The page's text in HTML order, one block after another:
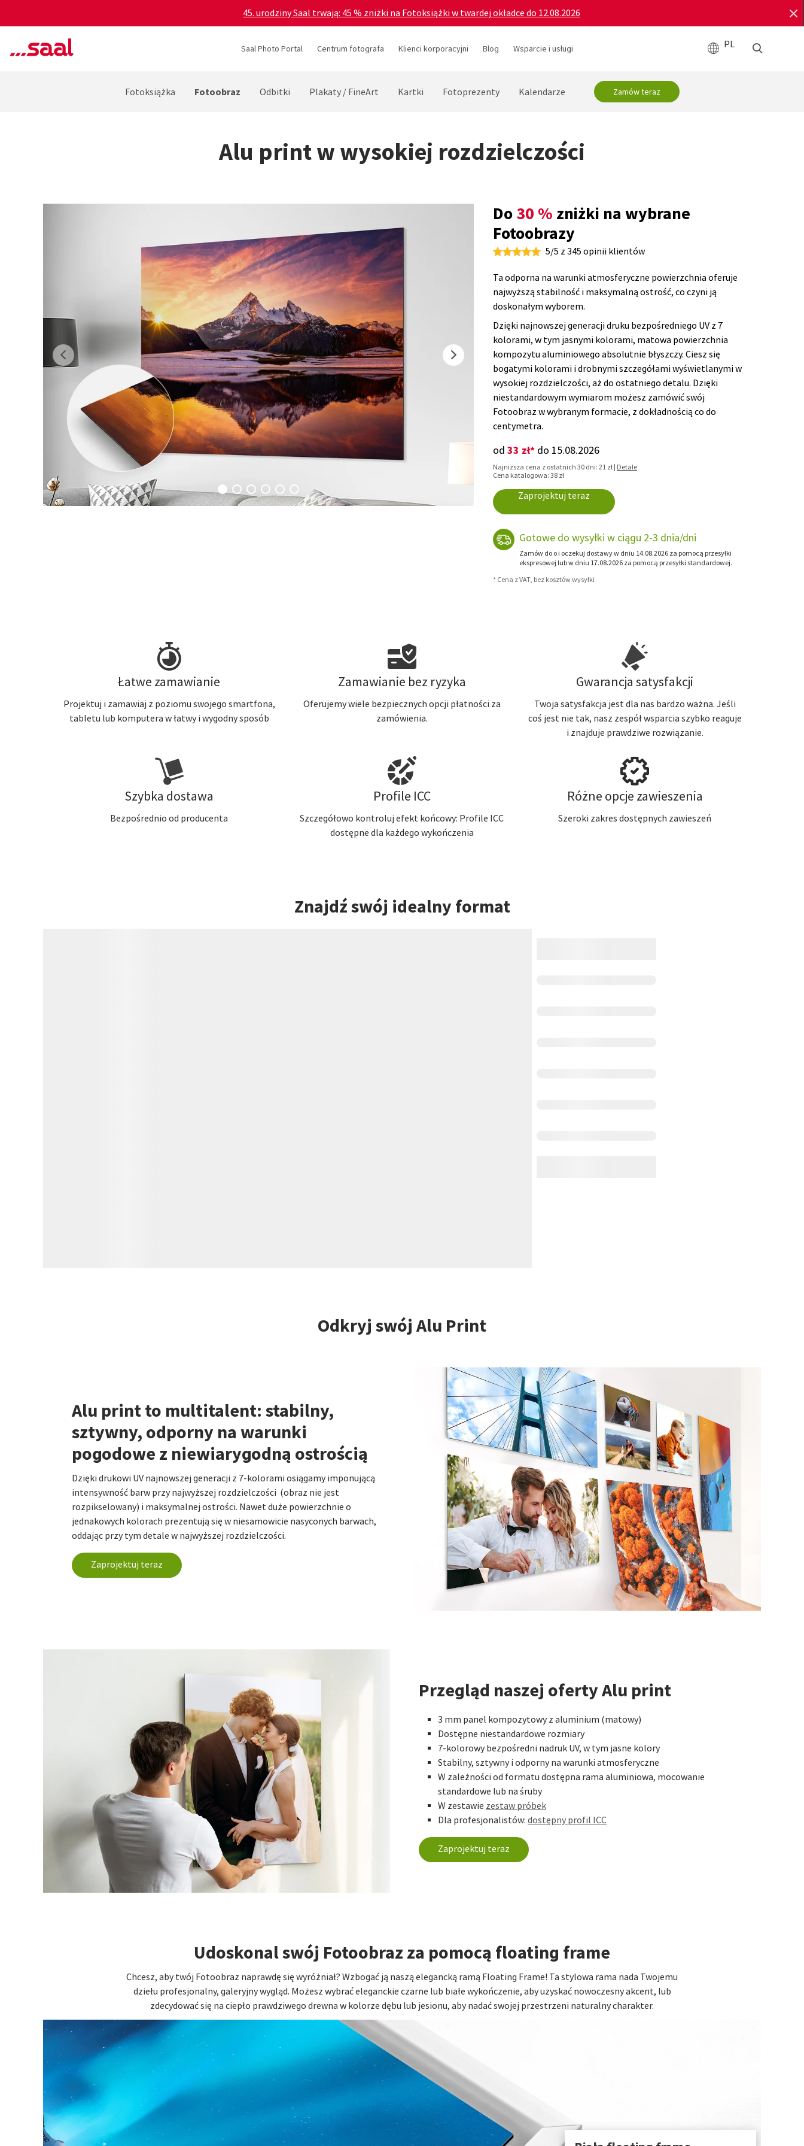
45. urodziny Saal trwają: 45 % zniżki na Fotoksiążki w twardej okładce do 12.08.2026
Saal Photo Portal Centrum fotografa Klienci korporacyjni Blog Wsparcie i usługi PL
Fotoksiążka Fotoobraz Odbitki Plakaty / FineArt Kartki Fotoprezenty Kalendarze Zamów teraz
Alu print w wysokiej rozdzielczości
Do30 % zniżki na wybrane
Fotoobrazy
5/5 z 345 opinii klientów
Ta odporna na warunki atmosferyczne powierzchnia oferuje
najwyższą stabilność i maksymalną ostrość, co czyni ją
doskonałym wyborem.
Dzięki najnowszej generacji druku bezpośredniego UV z 7
kolorami, w tym jasnymi kolorami, matowa powierzchnia
kompozytu aluminiowego absolutnie błyszczy. Ciesz się
bogatymi kolorami i drobnymi szczegółami wyświetlanymi w
wysokiej rozdzielczości, aż do ostatniego detalu. Dzięki
niestandardowym wymiarom możesz zamówić swój
Fotoobraz w wybranym formacie, z dokładnością co do
centymetra.
od 33 zł* do 15.08.2026
Najniższa cena z ostatnich 30 dni: 21 zł | Detale
Cena katalogowa: 38 zł
Zaprojektuj teraz
Gotowe do wysyłki w ciągu 2-3 dnia/dni
Zamów do o i oczekuj dostawy w dniu 14.08.2026 za pomocą przesyłki
ekspresowej lub w dniu 17.08.2026 za pomocą przesyłki standardowej.
* Cena z VAT, bez kosztów wysyłki
Łatwe zamawianie
Projektuj i zamawiaj z poziomu swojego smartfona,
tabletu lub komputera w łatwy i wygodny sposób
Zamawianie bez ryzyka
Oferujemy wiele bezpiecznych opcji płatności za
zamówienia.
Gwarancja satysfakcji
Twoja satysfakcja jest dla nas bardzo ważna. Jeśli
coś jest nie tak, nasz zespół wsparcia szybko reaguje
i znajduje prawdziwe rozwiązanie.
Szybka dostawa
Bezpośrednio od producenta
Profile ICC
Szczegółowo kontroluj efekt końcowy: Profile ICC
dostępne dla każdego wykończenia
Różne opcje zawieszenia
Szeroki zakres dostępnych zawieszeń
Znajdź swój idealny format
Odkryj swój Alu Print
Alu print to multitalent: stabilny,
sztywny, odporny na warunki
pogodowe z niewiarygodną ostrością
Dzięki drukowi UV najnowszej generacji z 7-kolorami osiągamy imponującą
intensywność barw przy najwyższej rozdzielczości (obraz nie jest
rozpikselowany) i maksymalnej ostrości. Nawet duże powierzchnie o
jednakowych kolorach prezentują się w niesamowicie nasyconych barwach,
oddając przy tym detale w najwyższej rozdzielczości.
Zaprojektuj teraz
Przegląd naszej oferty Alu print
3 mm panel kompozytowy z aluminium (matowy)
Dostępne niestandardowe rozmiary
7-kolorowy bezpośredni nadruk UV, w tym jasne kolory
Stabilny, sztywny i odporny na warunki atmosferyczne
W zależności od formatu dostępna rama aluminiowa, mocowanie
standardowe lub na śruby
W zestawie zestaw próbek
Dla profesjonalistów: dostępny profil ICC
Zaprojektuj teraz
Udoskonal swój Fotoobraz za pomocą floating frame
Chcesz, aby twój Fotoobraz naprawdę się wyróżniał? Wzbogać ją naszą elegancką ramą Floating Frame! Ta stylowa rama nada Twojemu
dziełu profesjonalny, galeryjny wygląd. Możesz wybrać eleganckie czarne lub białe wykończenie, aby uzyskać nowoczesny akcent, lub
zdecydować się na ciepło prawdziwego drewna w kolorze dębu lub jesionu, aby nadać swojej przestrzeni naturalny charakter.